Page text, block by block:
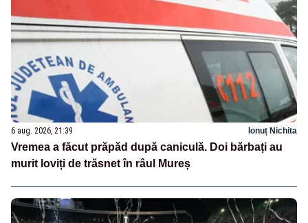
6 aug. 2026, 21:39 Ionuț Nichita
Vremea a făcut prăpăd după caniculă. Doi bărbați au
murit loviți de trăsnet în râul Mureș